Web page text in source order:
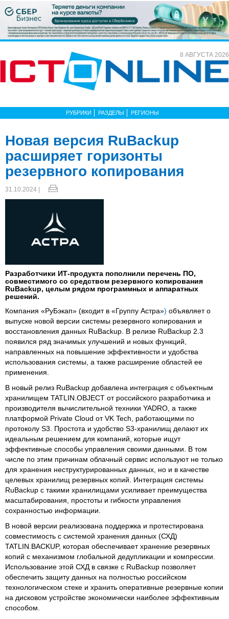
8 АВГУСТА 2026
РУБРИКИ РАЗДЕЛЫ РЕГИОНЫ
Новая версия RuBackup
расширяет горизонты
резервного копирования
31.10.2024 |
Разработчики ИТ-продукта пополнили перечень ПО,
совместимого со средством резервного копирования
RuBackup, целым рядом программных и аппаратных
решений.
Компания «РуБэкап» (входит в «Группу Астра») объявляет о
выпуске новой версии системы резервного копирования и
восстановления данных RuBackup. В релизе RuBackup 2.3
появился ряд значимых улучшений и новых функций,
направленных на повышение эффективности и удобства
использования системы, а также расширение областей ее
применения.
В новый релиз RuBackup добавлена интеграция с объектным
хранилищем TATLIN.OBJECT от российского разработчика и
производителя вычислительной техники YADRO, а также
платформой Private Cloud от VK Tech, работающими по
протоколу S3. Простота и удобство S3-хранилищ делают их
идеальным решением для компаний, которые ищут
эффективные способы управления своими данными. В том
числе по этим причинам облачный сервис используют не только
для хранения неструктурированных данных, но и в качестве
целевых хранилищ резервных копий. Интеграция системы
RuBackup с такими хранилищами усиливает преимущества
масштабирования, простоты и гибкости управления
сохранностью информации.
В новой версии реализована поддержка и протестирована
совместимость с системой хранения данных (СХД)
TATLIN.BACKUP, которая обеспечивает хранение резервных
копий с механизмом глобальной дедупликации и компрессии.
Использование этой СХД в связке с RuBackup позволяет
обеспечить защиту данных на полностью российском
технологическом стеке и хранить оперативные резервные копии
на дисковом устройстве экономически наиболее эффективным
способом.